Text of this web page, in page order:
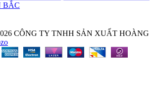
BẮC
CÔNG TY TNHH SẢN XUẤT HOÀNG